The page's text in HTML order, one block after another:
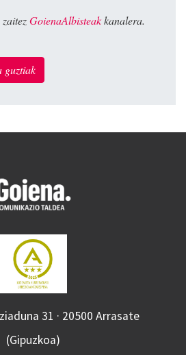
GoienaAlbisteakkanalera.
guztiak
31 · 20500 Arrasate
(Gipuzkoa)